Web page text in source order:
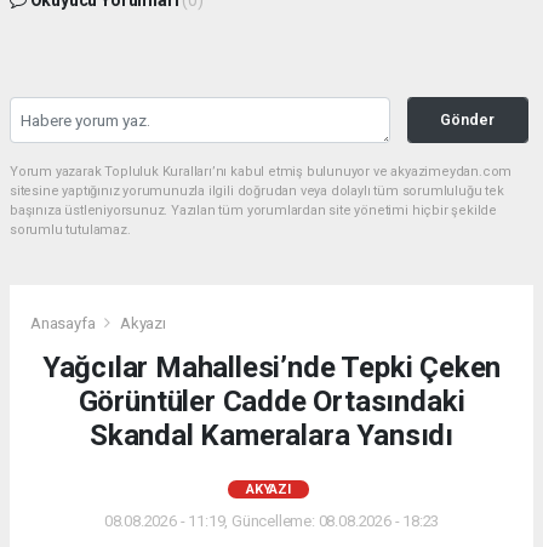
Gönder
Yorum yazarak Topluluk Kuralları’nı kabul etmiş bulunuyor ve akyazimeydan.com
sitesine yaptığınız yorumunuzla ilgili doğrudan veya dolaylı tüm sorumluluğu tek
başınıza üstleniyorsunuz. Yazılan tüm yorumlardan site yönetimi hiçbir şekilde
sorumlu tutulamaz.
Anasayfa Akyazı
Yağcılar Mahallesi’nde Tepki Çeken
Görüntüler Cadde Ortasındaki
Skandal Kameralara Yansıdı
AKYAZI
08.08.2026 - 11:19, Güncelleme: 08.08.2026 - 18:23